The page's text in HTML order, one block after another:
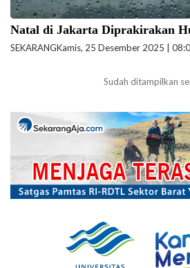
Natal di Jakarta Diprakirakan
SEKARANGKamis, 25 Desember 2025 |
Sudah ditampilkan